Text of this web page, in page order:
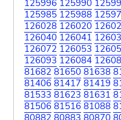
125996 125990
125985 125988
126028 126020
126040 126041
126072 126053
126093 126084
81682 81650 81638
81406 81417 81419
81533 81623 81631
81506 81516 81088
80882 80883 80870